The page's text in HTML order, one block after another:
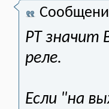
РТ значит
реле.
Если "на